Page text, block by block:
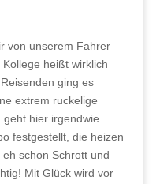
von unserem Fahrer
Kollege heißt wirklich
ging es
extrem ruckelige
hier irgendwie
festgestellt, die heizen
schon Schrott und
Mit Glück wird vor